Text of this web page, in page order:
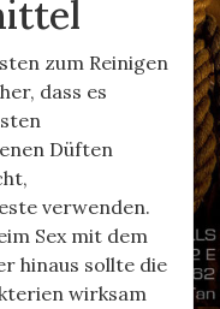
zum Reinigen
dass es
Düften
verwenden.
Sex mit dem
hinaus sollte die
wirksam